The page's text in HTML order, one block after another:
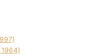
1964)